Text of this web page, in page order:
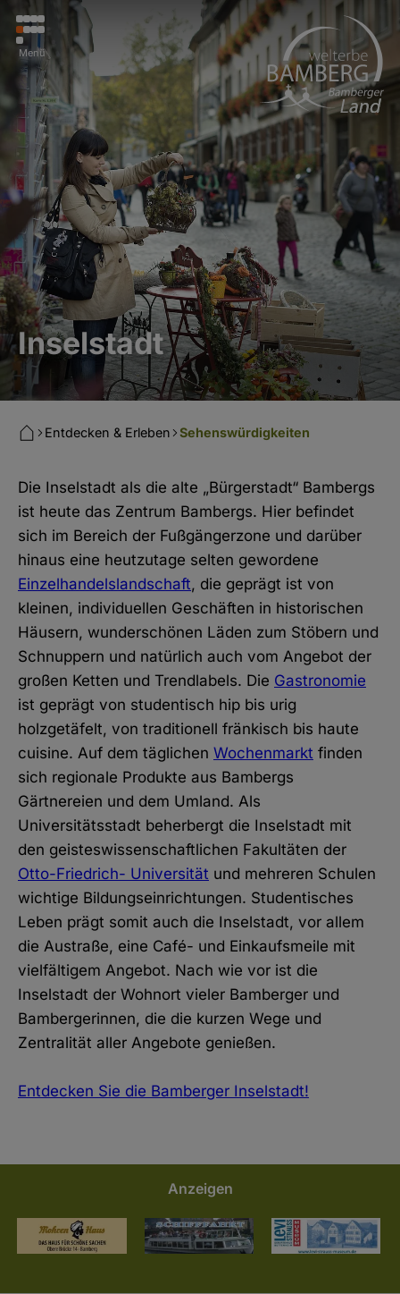
Menü
Inselstadt
Sehenswürdigkeiten
Entdecken & Erleben
Die Inselstadt als die alte „Bürgerstadt“ Bambergs
ist heute das Zentrum Bambergs. Hier befindet
sich im Bereich der Fußgängerzone und darüber
hinaus eine heutzutage selten gewordene
Einzelhandelslandschaft, die geprägt ist von
kleinen, individuellen Geschäften in historischen
Häusern, wunderschönen Läden zum Stöbern und
Schnuppern und natürlich auch vom Angebot der
großen Ketten und Trendlabels. Die Gastronomie
ist geprägt von studentisch hip bis urig
holzgetäfelt, von traditionell fränkisch bis haute
cuisine. Auf dem täglichen Wochenmarkt finden
sich regionale Produkte aus Bambergs
Gärtnereien und dem Umland. Als
Universitätsstadt beherbergt die Inselstadt mit
den geisteswissenschaftlichen Fakultäten der
Otto-Friedrich- Universität und mehreren Schulen
wichtige Bildungseinrichtungen. Studentisches
Leben prägt somit auch die Inselstadt, vor allem
die Austraße, eine Café- und Einkaufsmeile mit
vielfältigem Angebot. Nach wie vor ist die
Inselstadt der Wohnort vieler Bamberger und
Bambergerinnen, die die kurzen Wege und
Zentralität aller Angebote genießen.
Entdecken Sie die Bamberger Inselstadt!
Anzeigen